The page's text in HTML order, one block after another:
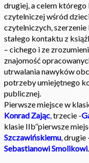
drugiej, a celem
czytelniczej wśród
czytelniczych,
stałego kontaktu z
– cichego i ze
znajomość
utrwalania nawyków
potrzeby umiejętnego
publicznej.
Pierwsze miejsce w
Konrad Zając, trzecie -
klasie IIb’’pierwsze
Szczawińskiemu, drugie
Sebastianowi Smolikowi.